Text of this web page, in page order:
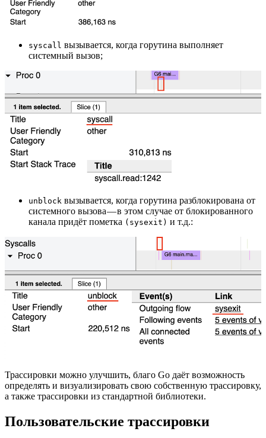
syscall вызывается, когда горутина выполняет
системный вызов;
unblock вызывается, когда горутина разблокирована от
системного вызова — в этом случае от блокированного
канала придёт пометка (sysexit) и т.д.:
Трассировки можно улучшить, благо Go даёт возможность
определять и визуализировать свою собственную трассировку,
а также трассировки из стандартной библиотеки.
Пользовательские трассировки